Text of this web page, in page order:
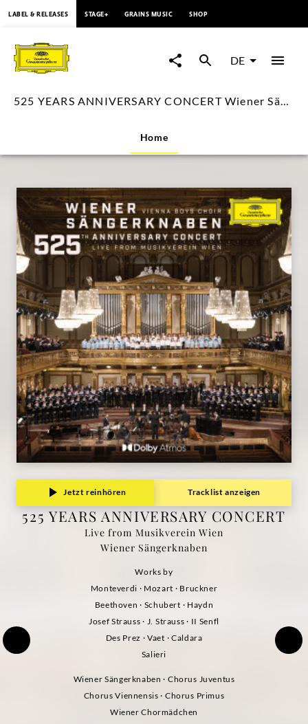
YEARS
ANNIVERSARY
Wiener
Sängerknaben
Deutsche
Grammophon
LABEL & RELEASES STAGE+ GRAINS MUSIC SHOP
DE
525 YEARS ANNIVERSARY CONCERT Wiener Sängerknaben
Home
Jetzt reinhören Tracklist anzeigen
525 YEARS ANNIVERSARY CONCERT
Live from Musikverein Wien
Wiener Sängerknaben
Works by
Monteverdi · Mozart · Bruckner
Beethoven · Schubert · Haydn
Josef Strauss · J. Strauss · II Senfl
Des Prez · Vaet · Caldara
Salieri
Wiener Sängerknaben · Chorus Juventus
Chorus Viennensis · Chorus Primus
Wiener Chormädchen